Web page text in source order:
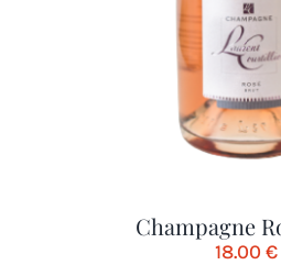
Champagne
18.00€